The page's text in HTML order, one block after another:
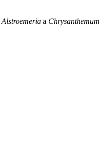
Alstroemeria a Chrysanthemum